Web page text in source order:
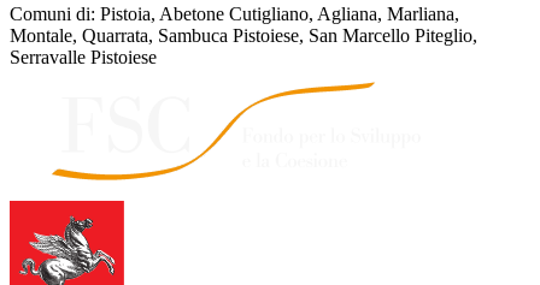
Comuni di: Pistoia, Abetone Cutigliano, Agliana, Marliana,
Montale, Quarrata, Sambuca Pistoiese, San Marcello Piteglio,
Serravalle Pistoiese